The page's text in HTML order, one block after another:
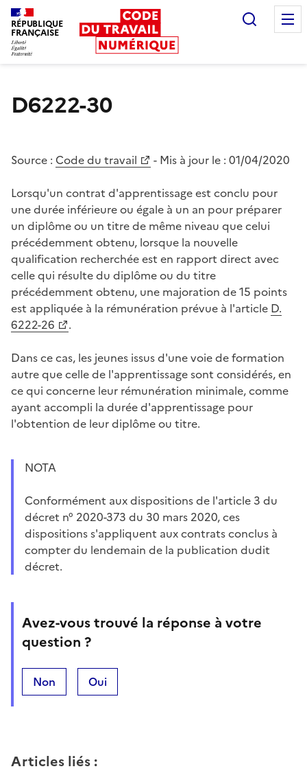
RÉPUBLIQUE
FRANÇAISE
D6222-30
Source : Code du travail - Mis à jour le : 01/04/2020
Lorsqu'un contrat d'apprentissage est conclu pour
une durée inférieure ou égale à un an pour préparer
un diplôme ou un titre de même niveau que celui
précédemment obtenu, lorsque la nouvelle
qualification recherchée est en rapport direct avec
celle qui résulte du diplôme ou du titre
précédemment obtenu, une majoration de 15 points
est appliquée à la rémunération prévue à l'article D.
6222-26
.
Dans ce cas, les jeunes issus d'une voie de formation
autre que celle de l'apprentissage sont considérés, en
ce qui concerne leur rémunération minimale, comme
ayant accompli la durée d'apprentissage pour
l'obtention de leur diplôme ou titre.
NOTA
Conformément aux dispositions de l'article 3 du
décret n° 2020-373 du 30 mars 2020, ces
dispositions s'appliquent aux contrats conclus à
compter du lendemain de la publication dudit
décret.
Avez-vous trouvé la réponse à votre
question ?
Non Oui
Articles liés :